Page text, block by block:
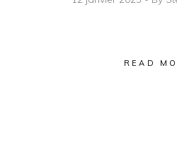
READ